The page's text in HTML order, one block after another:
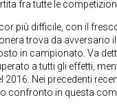
fra tutte le
più difficile, con il
trova da avversario
in campionato. Va
a tutti gli effetti,
2016. Nei precedenti
confronto in questa